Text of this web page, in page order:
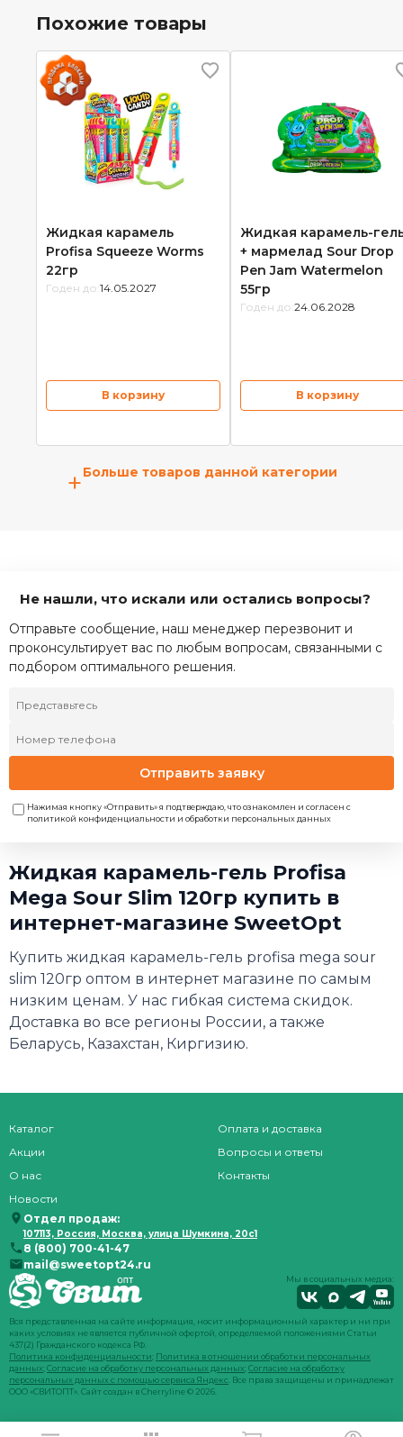
Похожие товары
Жидкая карамель
Profisa Squeeze Worms
22гр
Годен до: 14.05.2027
В корзину
Жидкая карамель-
+ мармелад Sour Drop
Pen Jam Watermelon
55гр
Годен до: 24.06.2028
В корзину
+Больше товаров данной категории
Не нашли, что искали или остались вопросы?
Отправьте сообщение, наш менеджер перезвонит и
проконсультирует вас по любым вопросам, связанными с
подбором оптимального решения.
Отправить заявку
Нажимая кнопку «Отправить» я подтверждаю, что ознакомлен и согласен с
политикой конфиденциальности и обработки персональных данных
Жидкая карамель-гель Profisa
Mega Sour Slim 120гр купить в
интернет-магазине SweetOpt
Купить жидкая карамель-гель profisa mega sour
slim 120гр оптом в интернет магазине по самым
низким ценам. У нас гибкая система скидок.
Доставка во все регионы России, а также
Беларусь, Казахстан, Киргизию.
Каталог
Акции
О нас
Новости
Оплата и доставка
Вопросы и ответы
Контакты
Отдел продаж:
107113, Россия, Москва, улица Шумкина, 20с1
8 (800) 700-41-47
mail@sweetopt24.ru
Мы в социальных медиа:
Вся представленная на сайте информация, носит информационный характер и ни при
каких условиях не является публичной офертой, определяемой положениями Статьи
437(2) Гражданского кодекса РФ.
Политика конфиденциальности; Политика в отношении обработки персональных
данных;Согласие на обработку персональных данных;Согласие на обработку
персональных данных с помощью сервиса Яндекс. Все права защищены и принадлежат
ООО «СВИТОПТ». Сайт создан вCherryline© 2026.